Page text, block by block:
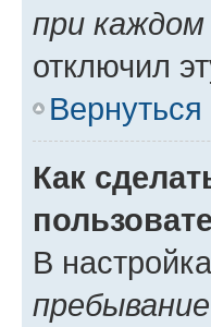
при
отключил
Как
В